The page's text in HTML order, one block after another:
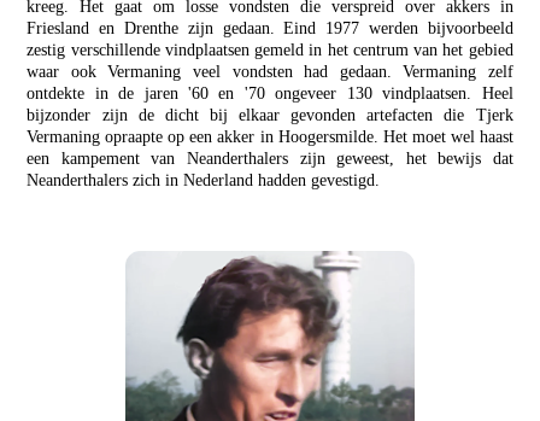
kreeg. Het gaat om losse vondsten die verspreid over akkers in
Friesland en Drenthe zijn gedaan. Eind 1977 werden bijvoorbeeld
zestig verschillende vindplaatsen gemeld in het centrum van het gebied
waar ook Vermaning veel vondsten had gedaan. Vermaning zelf
ontdekte in de jaren '60 en '70 ongeveer 130 vindplaatsen. Heel
bijzonder zijn de dicht bij elkaar gevonden artefacten die Tjerk
Vermaning opraapte op een akker in Hoogersmilde. Het moet wel haast
een kampement van Neanderthalers zijn geweest, het bewijs dat
Neanderthalers zich in Nederland hadden gevestigd.